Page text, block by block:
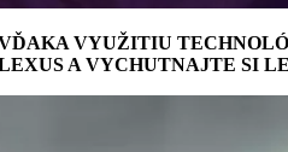
VYUŽITIU
A VYCHUTNAJTE SI